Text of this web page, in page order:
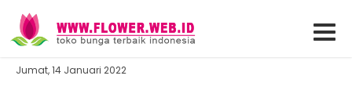
Jumat, 14 Januari 2022